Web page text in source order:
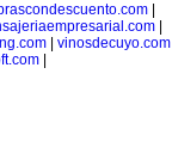
| vinosdecuyo.com|